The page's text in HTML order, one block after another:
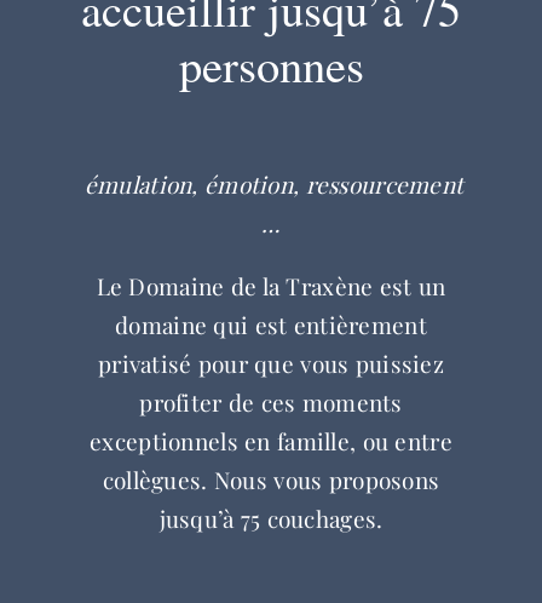
personnes
émulation, émotion, ressourcement
…
Le Domaine de la Traxène est un
domaine qui est entièrement
privatisé pour que vous puissiez
profiter de ces moments
exceptionnels en famille, ou entre
collègues. Nous vous proposons
jusqu’à 75 couchages.